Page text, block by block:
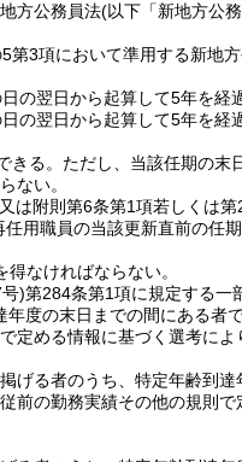
方公務員法(以下「新地方公
3項において準用する新地
の翌日から起算して5年を経
の翌日から起算して5年を経
る。 ただし、当該任期の末
ない。
は附則第6条第1項若しくは
用職員の当該更新直前の任
なければならない。
)第284条第1項に規定する一
度の末日までの間にある者
定める情報に基づく選考に
げる者のうち、特定年齢到
前の勤務実績その他の規則で